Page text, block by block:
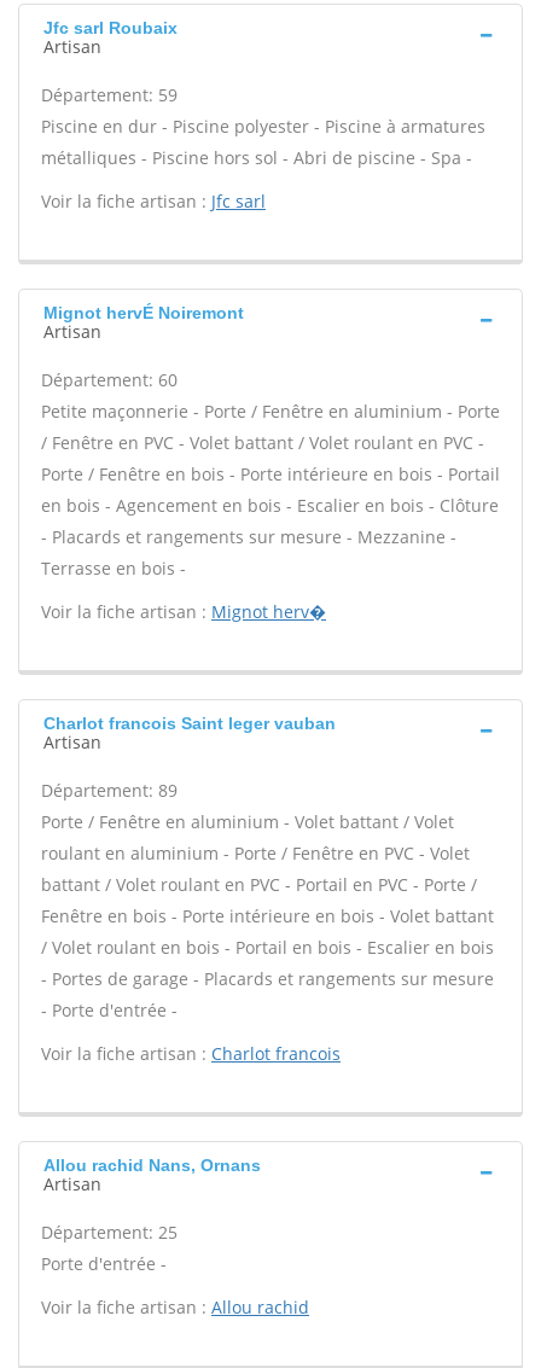
Jfc sarl Roubaix
Artisan
Département: 59
Piscine en dur - Piscine polyester - Piscine à armatures
métalliques - Piscine hors sol - Abri de piscine - Spa -
Voir la fiche artisan : Jfc sarl
Mignot hervÉ Noiremont
Artisan
Département: 60
Petite maçonnerie - Porte / Fenêtre en aluminium - Porte
/ Fenêtre en PVC - Volet battant / Volet roulant en PVC -
Porte / Fenêtre en bois - Porte intérieure en bois - Portail
en bois - Agencement en bois - Escalier en bois - Clôture
- Placards et rangements sur mesure - Mezzanine -
Terrasse en bois -
Voir la fiche artisan : Mignot herv�
Charlot francois Saint leger vauban
Artisan
Département: 89
Porte / Fenêtre en aluminium - Volet battant / Volet
roulant en aluminium - Porte / Fenêtre en PVC - Volet
battant / Volet roulant en PVC - Portail en PVC - Porte /
Fenêtre en bois - Porte intérieure en bois - Volet battant
/ Volet roulant en bois - Portail en bois - Escalier en bois
- Portes de garage - Placards et rangements sur mesure
- Porte d'entrée -
Voir la fiche artisan : Charlot francois
Allou rachid Nans, Ornans
Artisan
Département: 25
Porte d'entrée -
Voir la fiche artisan : Allou rachid